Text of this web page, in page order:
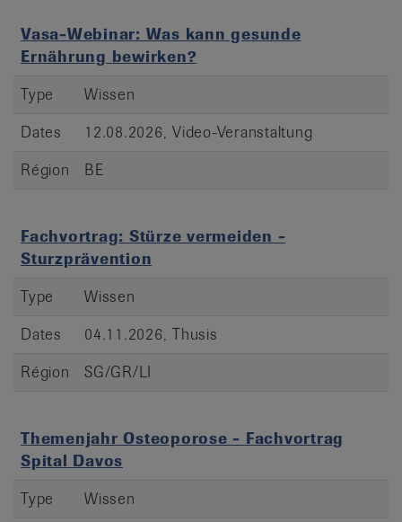
Vasa-Webinar: Was kann gesunde
Ernährung bewirken?
Type
Wissen
Dates
12.08.2026, Video-Veranstaltung
Région
BE
Fachvortrag: Stürze vermeiden -
Sturzprävention
Type
Wissen
Dates
04.11.2026, Thusis
Région
SG/GR/LI
Themenjahr Osteoporose - Fachvortrag
Spital Davos
Type
Wissen